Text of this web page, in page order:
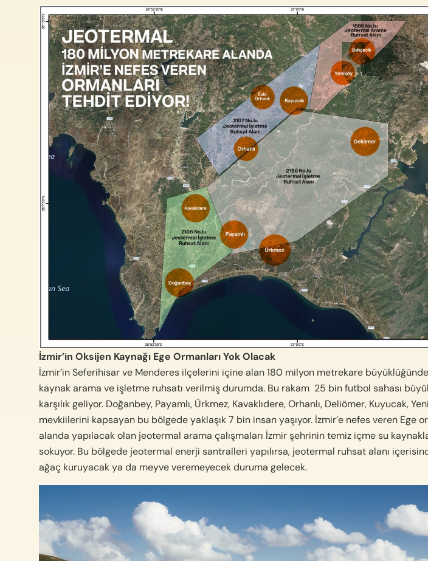
İzmir’in Oksijen Kaynağı Ege Ormanları Yok Olacak
İzmir’in Seferihisar ve Menderes ilçelerini içine alan 180 milyon metrekare
kaynak arama ve işletme ruhsatı verilmiş durumda. Bu rakam 25 bin futbol sahası
karşılık geliyor. Doğanbey, Payamlı, Ürkmez, Kavaklıdere, Orhanlı, Deliömer, Kuyucak,
mevkiilerini kapsayan bu bölgede yaklaşık 7 bin insan yaşıyor. İzmir’e nefes veren Ege
alanda yapılacak olan jeotermal arama çalışmaları İzmir şehrinin temiz içme su
sokuyor. Bu bölgede jeotermal enerji santralleri yapılırsa, jeotermal ruhsat alanı
ağaç kuruyacak ya da meyve veremeyecek duruma gelecek.